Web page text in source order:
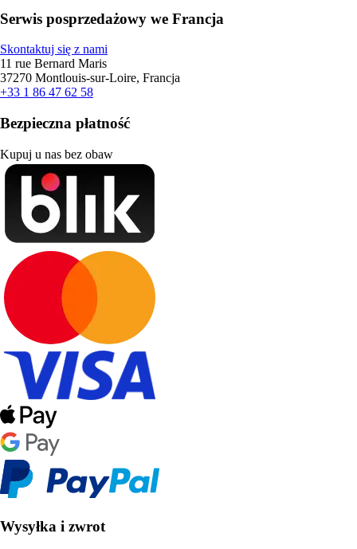
Serwis posprzedażowy we Francja
Skontaktuj się z nami
11 rue Bernard Maris
37270 Montlouis-sur-Loire, Francja
+33 1 86 47 62 58
Bezpieczna płatność
Kupuj u nas bez obaw
Wysyłka i zwrot